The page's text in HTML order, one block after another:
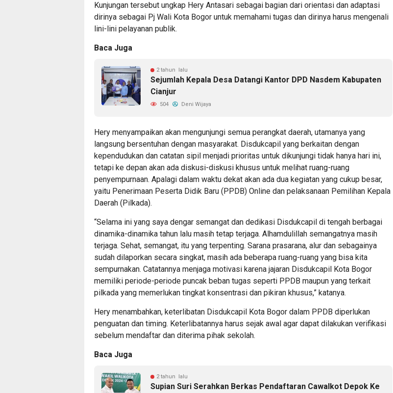
Kunjungan tersebut ungkap Hery Antasari sebagai bagian dari orientasi dan adaptasi
dirinya sebagai Pj Wali Kota Bogor untuk memahami tugas dan dirinya harus mengenali
lini-lini pelayanan publik.
Baca Juga
2 tahun lalu
Sejumlah Kepala Desa Datangi Kantor DPD Nasdem Kabupaten
Cianjur
504 Deni Wijaya
Hery menyampaikan akan mengunjungi semua perangkat daerah, utamanya yang
langsung bersentuhan dengan masyarakat. Disdukcapil yang berkaitan dengan
kependudukan dan catatan sipil menjadi prioritas untuk dikunjungi tidak hanya hari ini,
tetapi ke depan akan ada diskusi-diskusi khusus untuk melihat ruang-ruang
penyempurnaan. Apalagi dalam waktu dekat akan ada dua kegiatan yang cukup besar,
yaitu Penerimaan Peserta Didik Baru (PPDB) Online dan pelaksanaan Pemilihan Kepala
Daerah (Pilkada).
“Selama ini yang saya dengar semangat dan dedikasi Disdukcapil di tengah berbagai
dinamika-dinamika tahun lalu masih tetap terjaga. Alhamdulillah semangatnya masih
terjaga. Sehat, semangat, itu yang terpenting. Sarana prasarana, alur dan sebagainya
sudah dilaporkan secara singkat, masih ada beberapa ruang-ruang yang bisa kita
sempurnakan. Catatannya menjaga motivasi karena jajaran Disdukcapil Kota Bogor
memiliki periode-periode puncak beban tugas seperti PPDB maupun yang terkait
pilkada yang memerlukan tingkat konsentrasi dan pikiran khusus,” katanya.
Hery menambahkan, keterlibatan Disdukcapil Kota Bogor dalam PPDB diperlukan
penguatan dan timing. Keterlibatannya harus sejak awal agar dapat dilakukan verifikasi
sebelum mendaftar dan diterima pihak sekolah.
Baca Juga
2 tahun lalu
Supian Suri Serahkan Berkas Pendaftaran Cawalkot Depok Ke